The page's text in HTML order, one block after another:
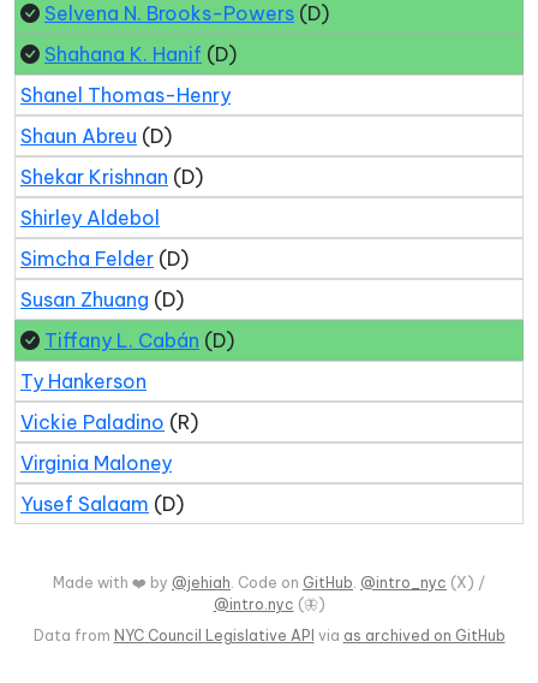
Selvena N. Brooks-Powers (D)
Shahana K. Hanif (D)
Shanel Thomas-Henry
Shaun Abreu (D)
Shekar Krishnan (D)
Shirley Aldebol
Simcha Felder (D)
Susan Zhuang (D)
Tiffany L. Cabán (D)
Ty Hankerson
Vickie Paladino (R)
Virginia Maloney
Yusef Salaam (D)
Made with ❤️ by @jehiah. Code on GitHub. @intro_nyc (X) /
@intro.nyc (🦋)
Data from NYC Council Legislative API via as archived on GitHub